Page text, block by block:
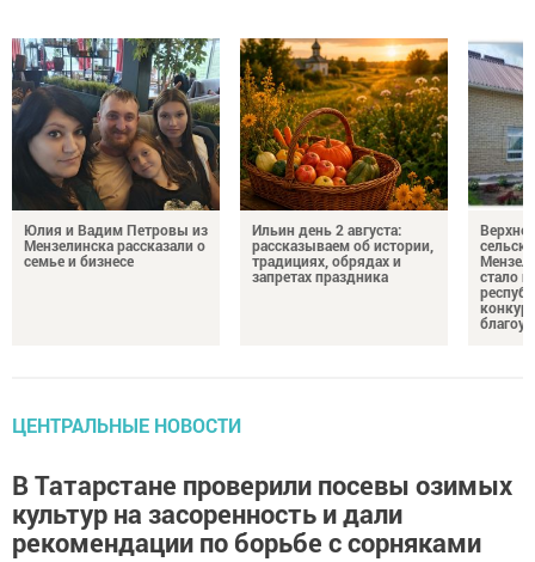
Юлия и Вадим Петровы из
Мензелинска рассказали о
семье и бизнесе
Ильин день 2 августа:
рассказываем об истории,
традициях, обрядах и
запретах праздника
стало
ЦЕНТРАЛЬНЫЕ НОВОСТИ
В Татарстане проверили посевы озимых
культур на засоренность и дали
рекомендации по борьбе с сорняками